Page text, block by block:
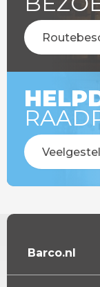
Barco.nl